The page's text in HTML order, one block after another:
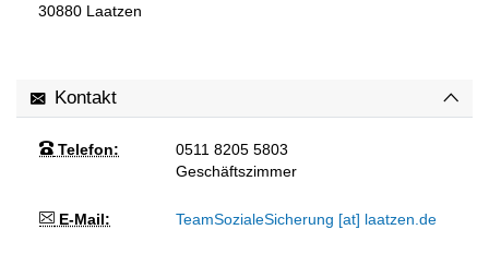
30880 Laatzen
Kontakt
Telefon:
0511 8205 5803
Geschäftszimmer
E-Mail: TeamSozialeSicherung [at] laatzen.de